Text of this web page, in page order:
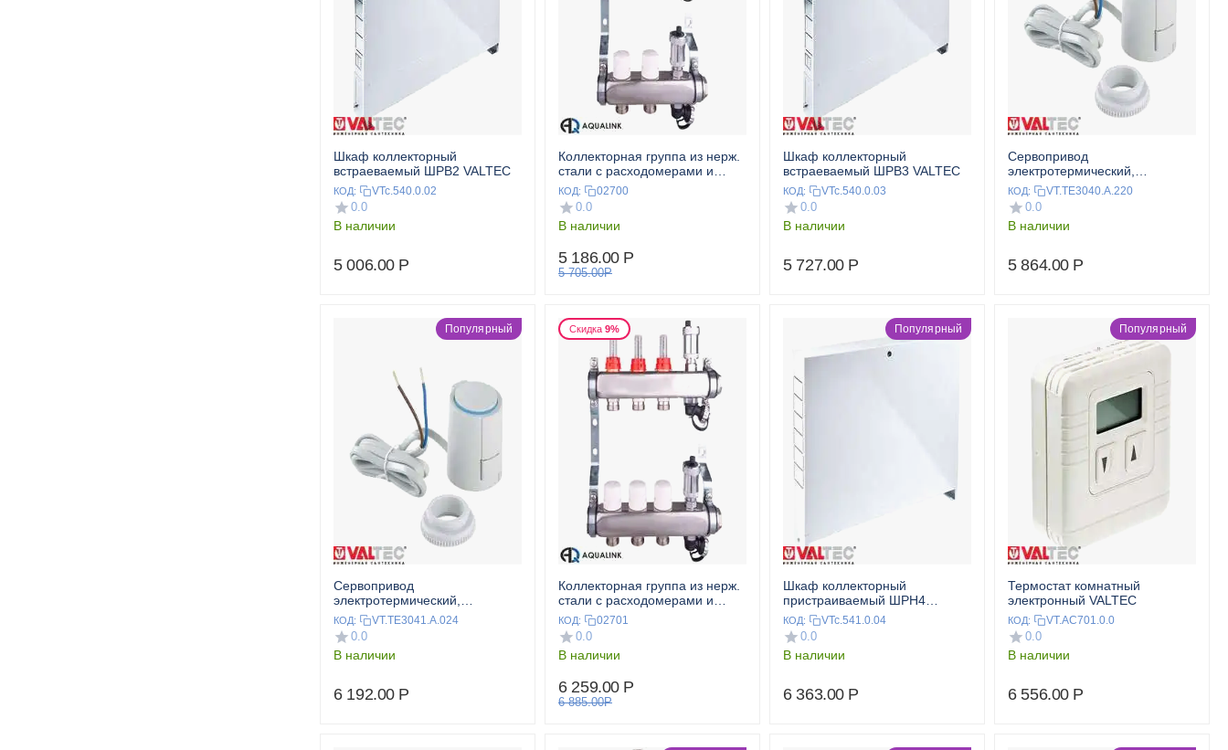
Шкаф коллекторный
встраеваемый ШРВ2 VALTEC
КОД: VTc.540.0.02
0.0
В наличии
5 006.00 Р
Коллекторная группа из нерж.
стали с расходомерами и
дренажным краном 1",2x3/4"
AQUALINK
КОД: 02700
0.0
В наличии
5 186.00 Р
5 705.00Р
Шкаф коллекторный
встраеваемый ШРВ3 VALTEC
КОД: VTc.540.0.03
0.0
В наличии
5 727.00 Р
Сервопривод
электротермический,
нормально открытый, 220 В
VALTEC
КОД: VT.TE3040.A.220
0.0
В наличии
5 864.00 Р
Популярный
Сервопривод
электротермический,
нормально открытый, 24 В
VALTEC
КОД: VT.TE3041.A.024
0.0
В наличии
6 192.00 Р
Скидка 9%
Коллекторная группа из нерж.
стали с расходомерами и
дренажным краном 1",3x3/4"
AQUALINK
КОД: 02701
0.0
В наличии
6 259.00 Р
6 885.00Р
Популярный
Шкаф коллекторный
пристраиваемый ШРН4
VALTEC
КОД: VTc.541.0.04
0.0
В наличии
6 363.00 Р
Популярный
Термостат комнатный
электронный VALTEC
КОД: VT.AC701.0.0
0.0
В наличии
6 556.00 Р